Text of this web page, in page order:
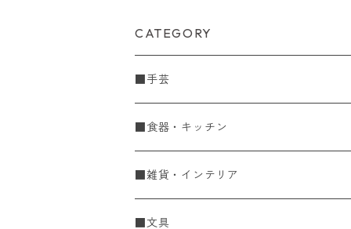
CATEGORY
■手芸
手編糸
Spring & Summer
Fall & Winter
刺し子・こぎん
刺し子糸
KIT
■食器・キッチン
食器
豆皿・小皿
調理道具
■雑貨・インテリア
収納雑貨
■文具